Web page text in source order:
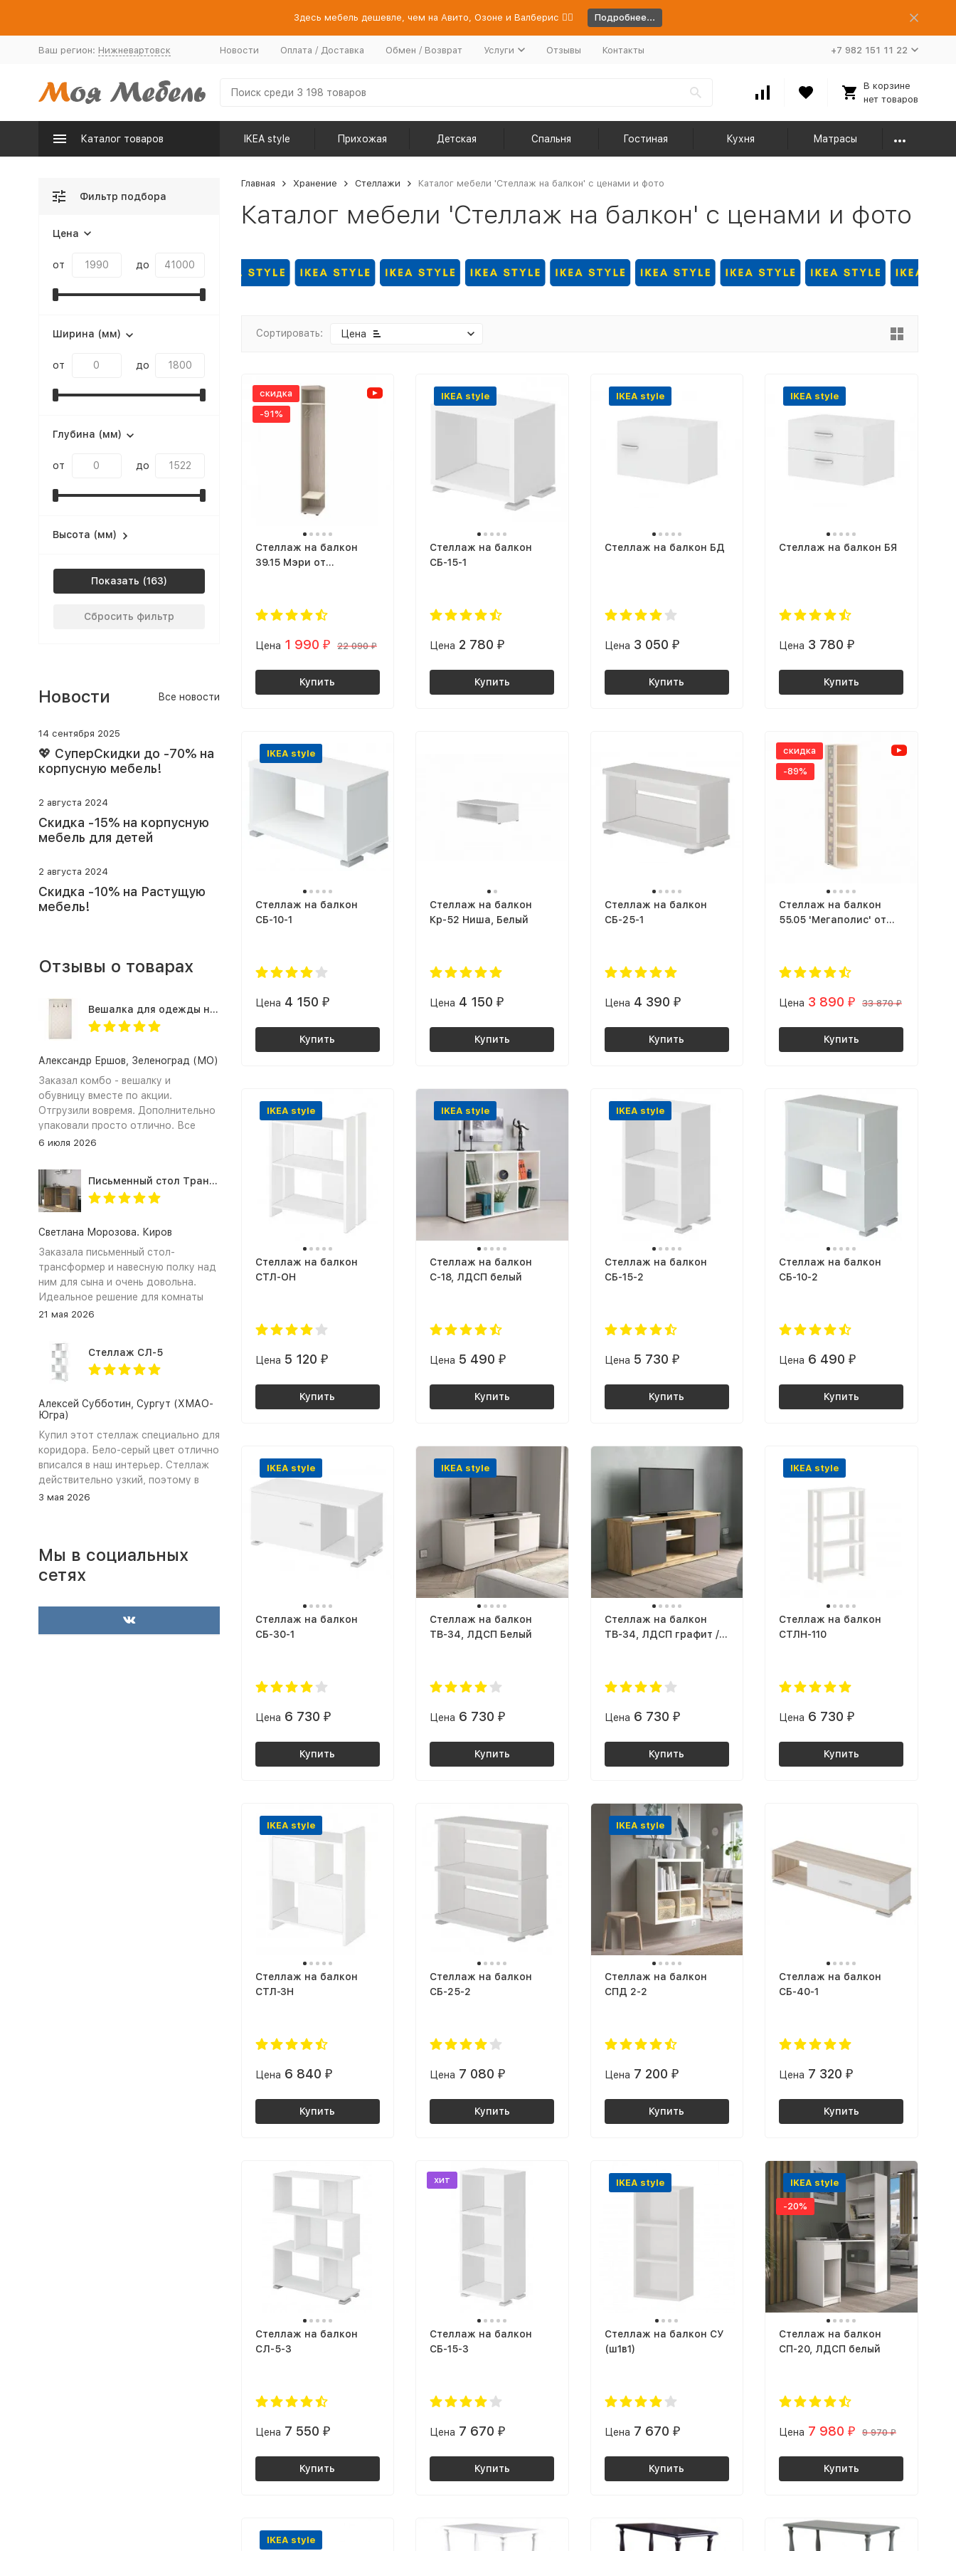
Здесь мебель дешевле, чем на Авито, Озоне и Валберис 👉🏻 Подробнее...
Ваш регион: Нижневартовск Новости Оплата / Доставка Обмен / Возврат Услуги Отзывы Контакты +7 982 151 11 22
В корзине
нет товаров
Каталог товаров IKEA style Прихожая Детская Спальня Гостиная Кухня Матрасы
Главная Хранение Стеллажи Каталог мебели 'Стеллаж на балкон' с ценами и фото
Каталог мебели 'Стеллаж на балкон' с ценами и фото
Сортировать: Цена
скидка
-91%
Стеллаж на балкон
39.15 Мэри от
Цена 1 990 ₽ 22 090₽
Купить
IKEA style
Стеллаж на балкон
СБ-15-1
Цена 2 780 ₽
Купить
IKEA style
Стеллаж на балкон БД
Цена 3 050 ₽
Купить
IKEA style
Стеллаж на балкон БЯ
Цена 3 780 ₽
Купить
IKEA style
Стеллаж на балкон
СБ-10-1
Цена 4 150 ₽
Купить
Стеллаж на балкон
Кр-52 Ниша, Белый
Цена 4 150 ₽
Купить
Стеллаж на балкон
СБ-25-1
Цена 4 390 ₽
Купить
скидка
-89%
Стеллаж на балкон
55.05 'Мегаполис' от
Цена 3 890 ₽ 33 870₽
Купить
IKEA style
Стеллаж на балкон
СТЛ-ОН
Цена 5 120 ₽
Купить
IKEA style
Стеллаж на балкон
С-18, ЛДСП белый
Цена 5 490 ₽
Купить
IKEA style
Стеллаж на балкон
СБ-15-2
Цена 5 730 ₽
Купить
Стеллаж на балкон
СБ-10-2
Цена 6 490 ₽
Купить
IKEA style
Стеллаж на балкон
СБ-30-1
Цена 6 730 ₽
Купить
IKEA style
Стеллаж на балкон
ТВ-34, ЛДСП Белый
Цена 6 730 ₽
Купить
Стеллаж на балкон
ТВ-34, ЛДСП графит /
Цена 6 730 ₽
Купить
IKEA style
Стеллаж на балкон
СТЛН-110
Цена 6 730 ₽
Купить
IKEA style
Стеллаж на балкон
СТЛ-ЗН
Цена 6 840 ₽
Купить
Стеллаж на балкон
СБ-25-2
Цена 7 080 ₽
Купить
IKEA style
Стеллаж на балкон
СПД 2-2
Цена 7 200 ₽
Купить
Стеллаж на балкон
СБ-40-1
Цена 7 320 ₽
Купить
Стеллаж на балкон
СЛ-5-3
Цена 7 550 ₽
Купить
хит
Стеллаж на балкон
СБ-15-3
Цена 7 670 ₽
Купить
IKEA style
Стеллаж на балкон СУ
(ш1в1)
Цена 7 670 ₽
Купить
IKEA style
-20%
Стеллаж на балкон
СП-20, ЛДСП белый
Цена 7 980 ₽ 9 970₽
Купить
IKEA style
Фильтр подбора
Цена
от до
Ширина (мм)
от до
Глубина (мм)
от до
Высота (мм)
Показать
Сбросить фильтр
Новости Все новости
14 сентября 2025
💖 СуперСкидки до -70% на
корпусную мебель!
2 августа 2024
Скидка -15% на корпусную
мебель для детей
2 августа 2024
Скидка -10% на Растущую
мебель!
Отзывы о товарах
Вешалка для одежды настенная в прихожую Оливия Н2, экокожа молочная
Александр Ершов, Зеленоград (МО)
Заказал комбо - вешалку и
обувницу вместе по акции.
Отгрузили вовремя. Дополнительно
упаковали просто отлично. Все
получили и собрали. Документы на
Спасибо!
6 июля 2026
Письменный стол Трансформер для школьника с тумбой СП-21 СИТИ ЛДСП графит / дуб крафт золотой
Светлана Морозова. Киров
Заказала письменный стол-
трансформер и навесную полку над
ним для сына и очень довольна.
Идеальное решение для комнаты
школьника. ЛДСП в сочетании
выглядит очень стильно и
современно. Самое главное это
трансформация стола. Столешница
прямой стол (парту) в удобный
угловой стол для письма и
рисования. Тумба вместительная,
сын хранит там свои тетради и
книжки. Сборка прошла довольно
быстро и непринужденно,
Мебель» за такой функциональный
и красивый стол 😊
21 мая 2026
Стеллаж СЛ-5
Алексей Субботин, Сургут (ХМАО-
Югра)
Купил этот стеллаж специально для
коридора. Бело‑серый цвет отлично
вписался в наш интерьер. Стеллаж
действительно узкий, поэтому в
коридоре не загромождает проход,
инструкция понятная. Всё, что
ожидал: стиль, качество,
компактность и цена. Рекомендую
для небольших помещений. Теперь
3 мая 2026
Мы в социальных
сетях